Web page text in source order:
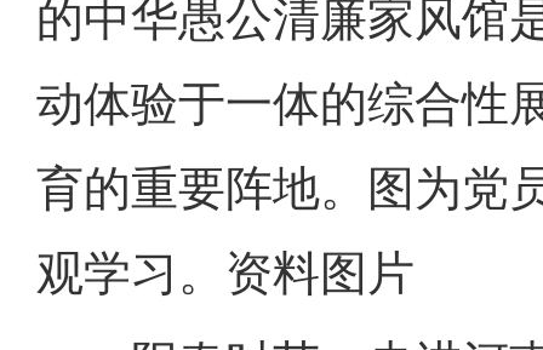
的中华愚公清廉家风馆
动体验于一体的综合性
育的重要阵地。图为党
观学习。资料图片